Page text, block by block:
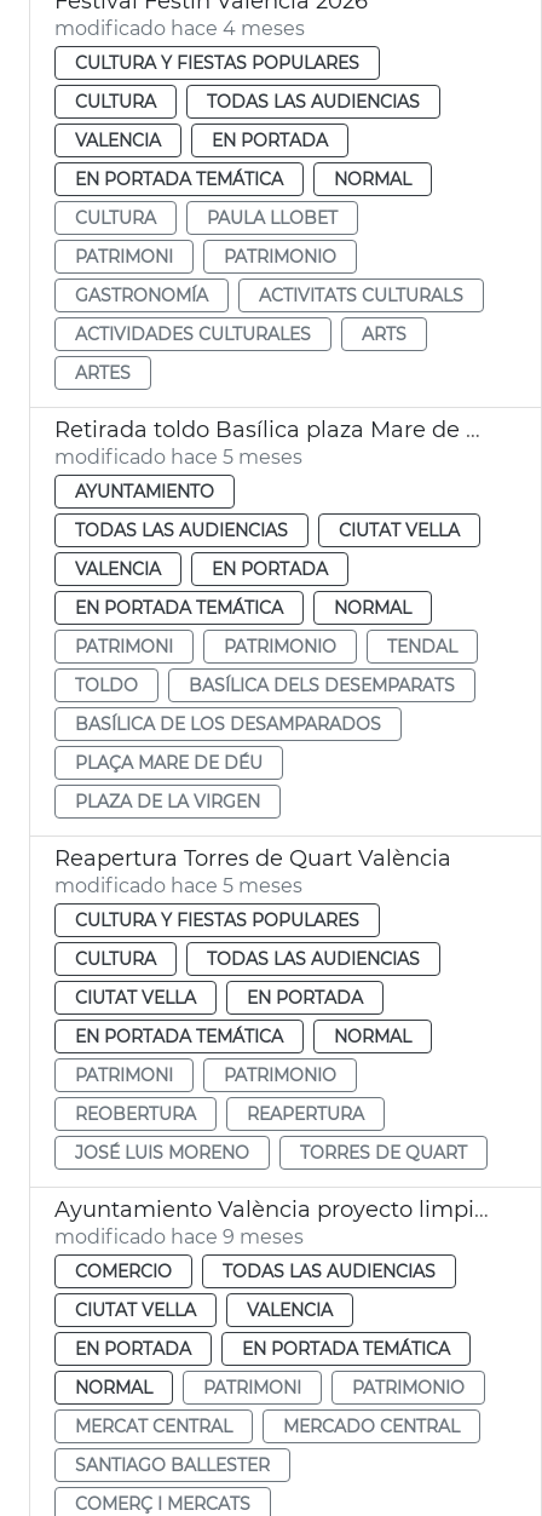
modificado hace 4 meses
CULTURA Y FIESTAS POPULARES
CULTURA
TODAS LAS AUDIENCIAS
VALENCIA
EN PORTADA
EN PORTADA TEMÁTICA
NORMAL
CULTURA
PAULA LLOBET
PATRIMONI
PATRIMONIO
GASTRONOMÍA
ACTIVITATS CULTURALS
ACTIVIDADES CULTURALES
ARTS
ARTES
Retirada toldo Basílica plaza Mare de Déu
modificado hace 5 meses
AYUNTAMIENTO
TODAS LAS AUDIENCIAS
CIUTAT VELLA
VALENCIA
EN PORTADA
EN PORTADA TEMÁTICA
NORMAL
PATRIMONI
PATRIMONIO
TENDAL
TOLDO
BASÍLICA DELS DESEMPARATS
BASÍLICA DE LOS DESAMPARADOS
PLAÇA MARE DE DÉU
PLAZA DE LA VIRGEN
Reapertura Torres de Quart València
modificado hace 5 meses
CULTURA Y FIESTAS POPULARES
CULTURA
TODAS LAS AUDIENCIAS
CIUTAT VELLA
EN PORTADA
EN PORTADA TEMÁTICA
NORMAL
PATRIMONI
PATRIMONIO
REOBERTURA
REAPERTURA
JOSÉ LUIS MORENO
TORRES DE QUART
Ayuntamiento València proyecto limpieza fachadas Mercado Central
modificado hace 9 meses
COMERCIO
TODAS LAS AUDIENCIAS
CIUTAT VELLA
VALENCIA
EN PORTADA
EN PORTADA TEMÁTICA
NORMAL
PATRIMONI
PATRIMONIO
MERCAT CENTRAL
MERCADO CENTRAL
SANTIAGO BALLESTER
COMERÇ I MERCATS